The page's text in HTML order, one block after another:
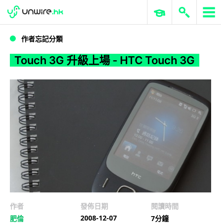
Touch 3G 升級上場 - HTC Touch 3G
WWDC 2026 ERP 與商業 AI
作者忘記分類
Touch 3G 升級上場 - HTC Touch 3G
作者
肥倫
發佈日期
2008-12-07
閱讀時間
7分鐘